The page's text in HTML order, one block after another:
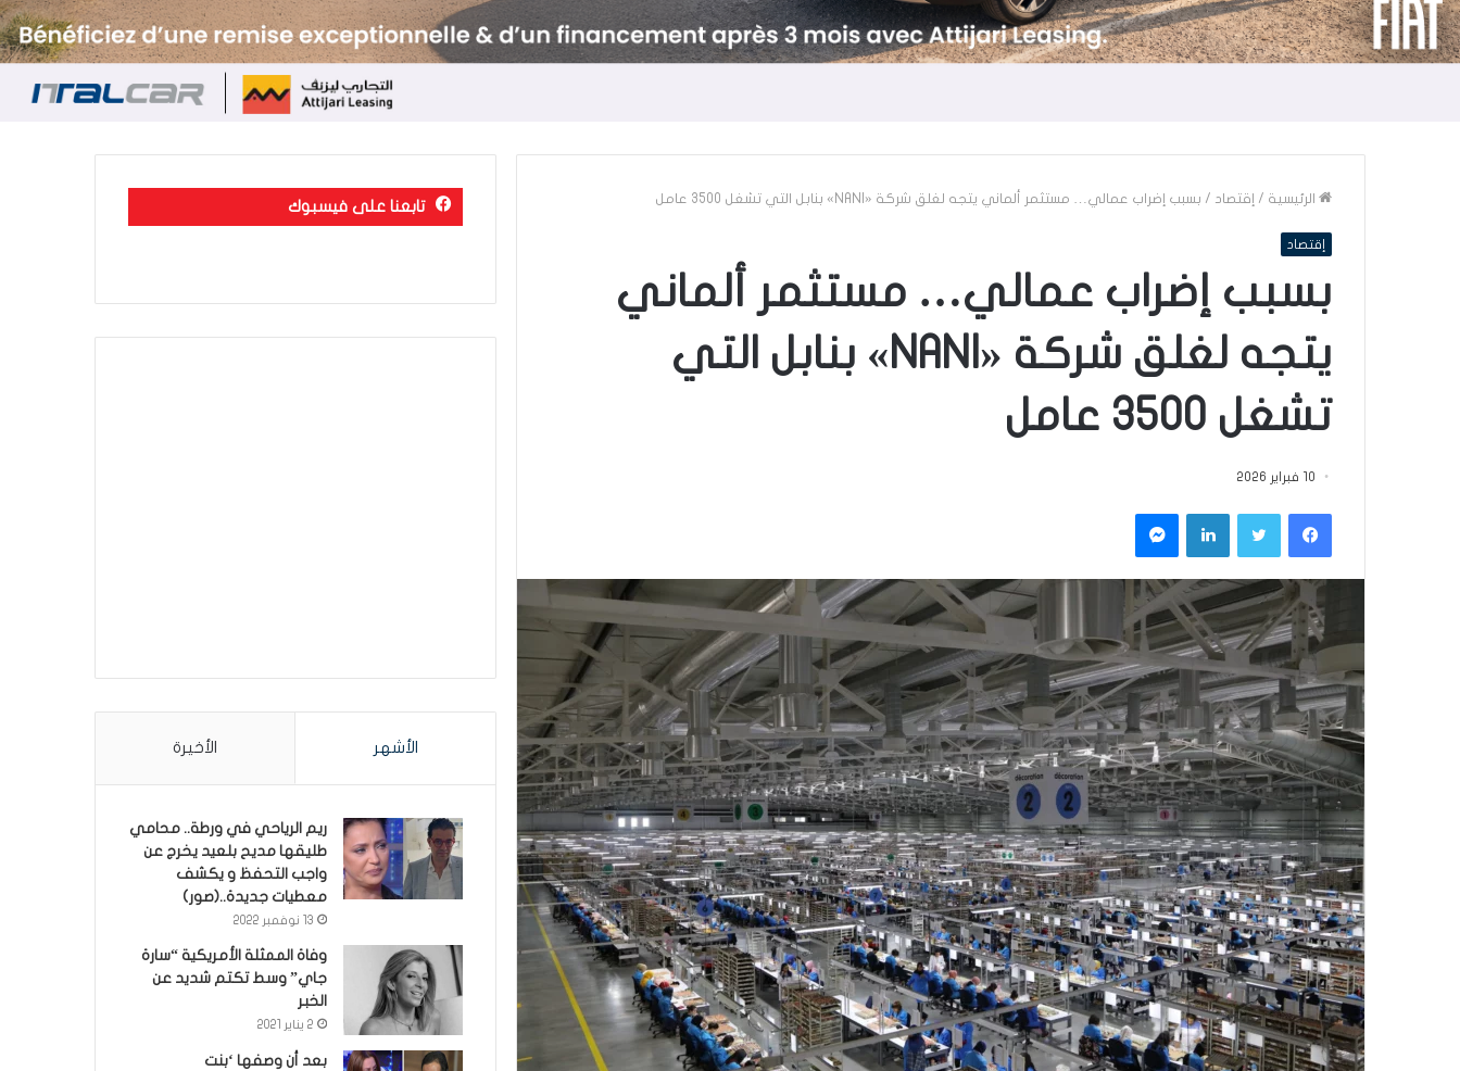
الرئيسية / إقتصاد / بسبب إضراب عمالي… مستثمر ألماني يتجه لغلق شركة «NANI» بنابل التي تشغل 3500 عامل
إقتصاد
بسبب إضراب عمالي… مستثمر ألماني
يتجه لغلق شركة «NANI» بنابل التي
تشغل 3500 عامل
10 فبراير 2026
فيسبوكتويتر لينكدإن ماسنجر
تابعنا على فيسبوك
الأشهر الأخيرة
ريم الرياحي في ورطة.. محامي
طليقها مديح بلعيد يخرج عن
واجب التحفظ و يكشف
معطيات جديدة..(صور)
13 نوفمبر 2022
وفاة الممثلة الأمريكية “سارة
جاي” وسط تكتم شديد عن
الخبر
2 يناير 2021
بعد أن وصفها ‘بنت